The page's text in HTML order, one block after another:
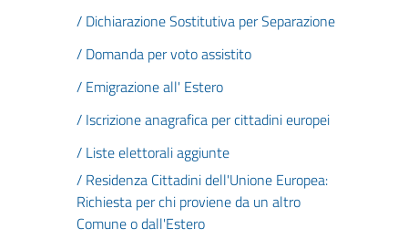
/ Dichiarazione Sostitutiva per Separazione
/ Domanda per voto assistito
/ Emigrazione all' Estero
/ Iscrizione anagrafica per cittadini europei
/ Liste elettorali aggiunte
/ Residenza Cittadini dell'Unione Europea:
Richiesta per chi proviene da un altro
Comune o dall'Estero